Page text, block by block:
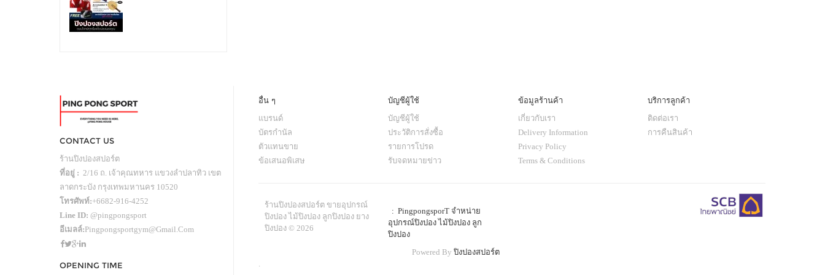
CONTACT US
ร้านปิงปองสปอร์ต
ที่อยู่ : 2/16 ถ. เจ้าคุณทหาร แขวงลำปลาทิว เขต
ลาดกระบัง กรุงเทพมหานคร 10520
โทรศัพท์:+6682-916-4252
Line ID: @pingpongsport
อีเมลล์:Pingpongsportgym@gmail.com
OPENING TIME
อื่น ๆ
แบรนด์
บัตรกำนัล
ตัวแทนขาย
ข้อเสนอพิเสษ
บัญชีผู้ใช้
บัญชีผู้ใช้
ประวัติการสั่งซื้อ
รายการโปรด
รับจดหมายข่าว
ข้อมูลร้านค้า
เกี่ยวกับเรา
Delivery Information
Privacy Policy
Terms & Conditions
บริการลูกค้า
ติดต่อเรา
การคืนสินค้า
ร้านปิงปองสปอร์ต ขายอุปกรณ์
ปิงปอง ไม้ปิงปอง ลูกปิงปอง ยาง
ปิงปอง © 2026
: PingpongsporT จำหน่าย
อุปกรณ์ปิงปอง ไม้ปิงปอง ลูก
ปิงปอง
Powered By ปิงปองสปอร์ต
.